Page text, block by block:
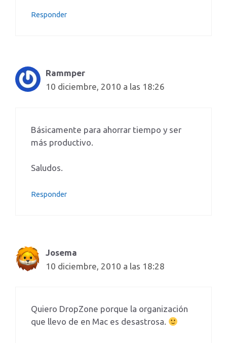
Responder
Rammper
10 diciembre, 2010 a las 18:26
Básicamente para ahorrar tiempo y ser
más productivo.
Saludos.
Responder
Josema
10 diciembre, 2010 a las 18:28
Quiero DropZone porque la organización
que llevo de en Mac es desastrosa.